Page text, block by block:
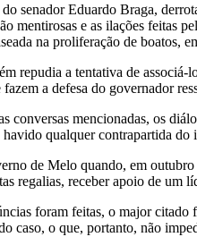
senador Eduardo Braga,
mentirosas e as ilações feitas
na proliferação de boatos,
repudia a tentativa de
a defesa do governador
conversas mencionadas, os
qualquer contrapartida
de Melo quando, em
regalias, receber apoio de um
foram feitas, o major
caso, o que, portanto, não